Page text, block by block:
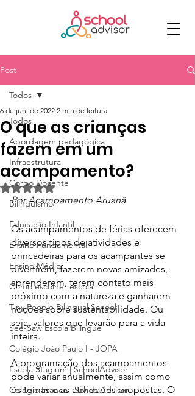
Post
Todos
Abordagem pedagógica
Infraestrutura
Corpo Docente
Bilinguismo
Educação Infantil
Ensino Fundamental
Ensino Médio
Como escolher escola
Tiny People Bilingual School
See-Saw Escola Bilíngue
Colégio João Paulo I - JOPA
Escola Stagium | SchoolAdvisor
Colégio Franco | SchoolAdvisor
Todos
O que as crianças
fazem em um
acampamento?
6 de jun. de 2022 2 min de leitura
Avaliado com NaN de 5 estrelas.
Por Acampamento Aruanã
Os acampamentos de férias oferecem
diversos tipos de atividades e
brincadeiras para os acampantes se
divertirem, fazerem novas amizades,
aprenderem, terem contato mais
próximo com a natureza e ganharem
noções sobre sustentabilidade. Ou
seja, valores que levarão para a vida
inteira.
A programação dos acampamentos
pode variar anualmente, assim como
os temas e as atividades propostas. O